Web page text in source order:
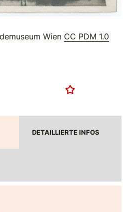
Wien CC PDM 1.0
DETAILLIERTE INFOS